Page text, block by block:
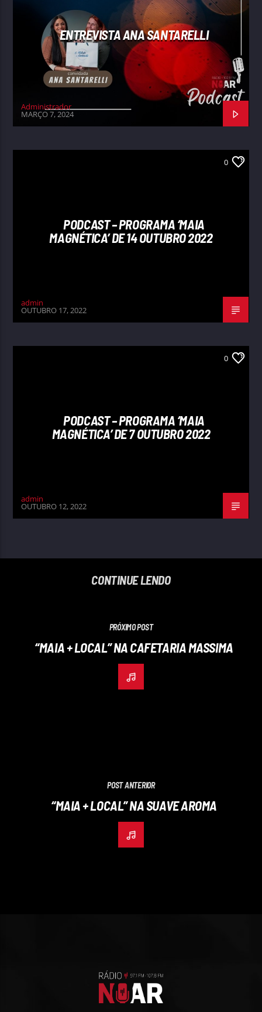
ENTREVISTA ANA SANTARELLI
Administrador
MARÇO 7, 2024
0
PODCAST – PROGRAMA ‘MAIA
MAGNÉTICA’ DE 14 OUTUBRO 2022
admin
OUTUBRO 17, 2022
0
PODCAST – PROGRAMA ‘MAIA
MAGNÉTICA’ DE 7 OUTUBRO 2022
admin
OUTUBRO 12, 2022
CONTINUE LENDO
PRÓXIMO POST
“MAIA + LOCAL” NA CAFETARIA MASSIMA
POST ANTERIOR
“MAIA + LOCAL” NA SUAVE AROMA